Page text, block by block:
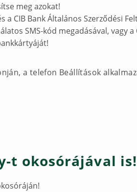
meg azokat!
a CIB Bank Általános Szerződési
SMS-kód megadásával, vagy
a telefon Beállítások
t okosórájával is!